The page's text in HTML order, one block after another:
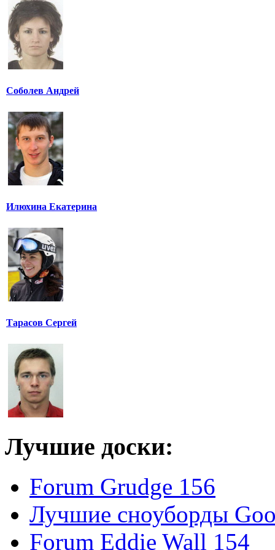
Соболев Андрей
Илюхина Екатерина
Тарасов Сергей
Лучшие доски:
Forum Grudge 156
Лучшие сноуборды
Forum Eddie Wall 154